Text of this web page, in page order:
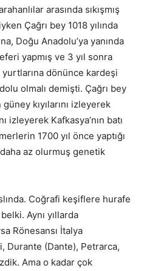
arasında sıkışmış
Çağrı bey 1018 yılında
Doğu Anadolu’ya yanında
yapmış ve 3 yıl sonra
yurtlarına dönünce kardeşi
olmalı demişti. Çağrı bey
kıyılarını izleyerek
izleyerek Kafkasya’nın batı
1700 yıl önce yaptığı
az olurmuş genetik
Coğrafi keşiflere hurafe
Aynı yıllarda
Rönesansı İtalya
Durante (Dante), Petrarca,
Ama o kadar çok